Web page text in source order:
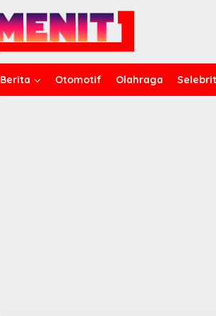
Berita Otomotif Olahraga